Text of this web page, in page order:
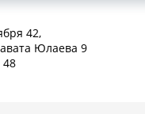
42,
Юлаева 9